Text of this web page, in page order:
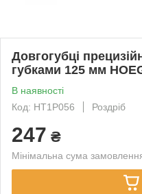
Довгогубці
губками 125 мм
В наявності
Код: HT1P056
Роздріб
247 ₴
Мінімальна сума